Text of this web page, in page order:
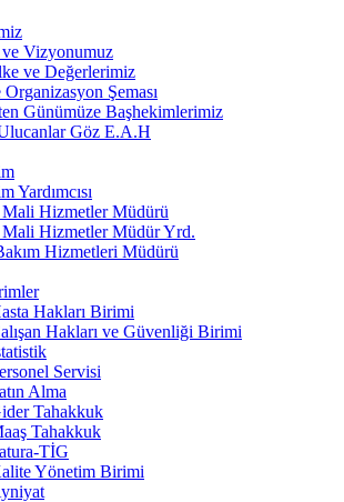
Vizyonumuz
ve Değerlerimiz
Organizasyon Şeması
Günümüze Başhekimlerimiz
Göz E.A.H
Yardımcısı
Hizmetler Müdürü
Hizmetler Müdür Yrd.
Hizmetleri Müdürü
Hakları Birimi
Hakları ve Güvenliği Birimi
Servisi
Alma
Tahakkuk
Tahakkuk
TİG
Yönetim Birimi